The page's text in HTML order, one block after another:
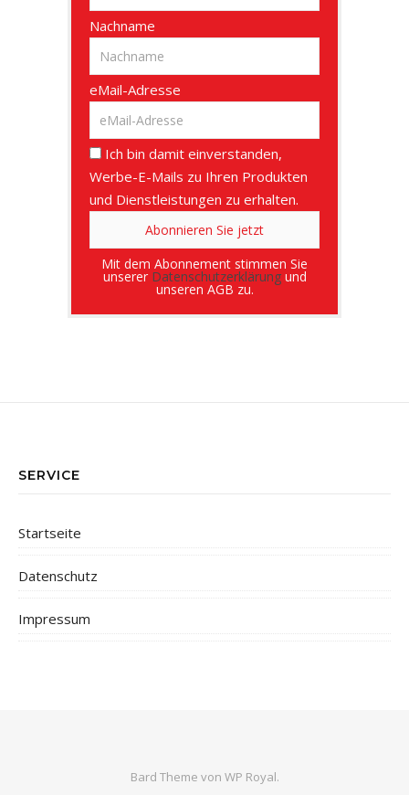
Nachname
eMail-Adresse
Ich bin damit einverstanden,
Werbe-E-Mails zu Ihren Produkten
und Dienstleistungen zu erhalten.
Mit dem Abonnement stimmen Sie
unserer Datenschutzerklärungund
unseren AGB zu.
SERVICE
Startseite
Datenschutz
Impressum
Bard Theme von WP Royal.